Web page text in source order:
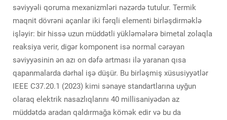
səviyyəli qoruma mexanizmləri nəzərdə tutulur. Termik
maqnit dövrəni açanlar iki fərqli elementi birləşdirməklə
işləyir: bir hissə uzun müddətli yükləmələrə bimetal zolaqla
reaksiya verir, digər komponent isə normal cərəyan
səviyyəsinin ən azı on dəfə artması ilə yaranan qısa
qapanmalarda dərhal işə düşür. Bu birləşmiş xüsusiyyətlər
IEEE C37.20.1 (2023) kimi sənaye standartlarına uyğun
olaraq elektrik nasazlıqlarını 40 millisaniyədən az
müddətdə aradan qaldırmağa kömək edir və bu da